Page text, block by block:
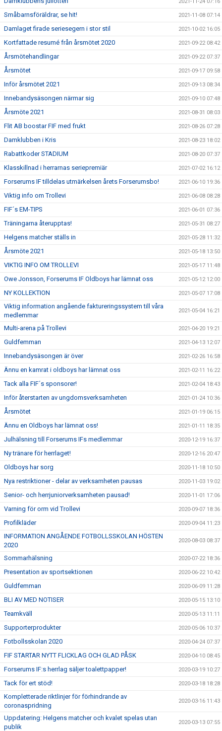
Småbarnsföräldrar, se hit! 2021-11-08 07:14
Damlaget firade seriesegern i stor stil 2021-10-02 16:05
Kortfattade resumé från årsmötet 2020 2021-09-22 08:42
Årsmötehandlingar 2021-09-22 07:37
Årsmötet 2021-09-17 09:58
Inför årsmötet 2021 2021-09-13 08:34
Innebandysäsongen närmar sig 2021-09-10 07:48
Årsmöte 2021 2021-08-31 08:03
Flit AB boostar FIF med frukt 2021-08-26 07:28
Damklubben i Kris 2021-08-23 18:02
Rabattkoder STADIUM 2021-08-20 07:37
Klasskillnad i herrarnas seriepremiär 2021-07-02 16:12
Forserums IF tilldelas utmärkelsen årets Forserumsbo! 2021-06-10 19:36
Viktig info om Trollevi 2021-06-08 08:28
FIF´s EM-TIPS 2021-06-01 07:36
Träningarna återupptas! 2021-05-31 08:27
Helgens matcher ställs in 2021-05-28 11:32
Årsmöte 2021 2021-05-18 13:50
VIKTIG INFO OM TROLLEVI 2021-05-17 11:48
Owe Jonsson, Forserums IF Oldboys har lämnat oss 2021-05-12 12:00
NY KOLLEKTION 2021-05-07 17:08
Viktig information angående faktureringssystem till våra
medlemmar
2021-05-04 16:21
Multi-arena på Trollevi 2021-04-20 19:21
Guldfemman 2021-04-13 12:07
Innebandysäsongen är över 2021-02-26 16:58
Ännu en kamrat i oldboys har lämnat oss 2021-02-11 16:22
Tack alla FIF´s sponsorer! 2021-02-04 18:43
Inför återstarten av ungdomsverksamheten 2021-01-24 10:36
Årsmötet 2021-01-19 06:15
Ännu en Oldboys har lämnat oss! 2021-01-11 18:35
Julhälsning till Forserums IFs medlemmar 2020-12-19 16:37
Ny tränare för herrlaget! 2020-12-16 20:47
Oldboys har sorg 2020-11-18 10:50
Nya restriktioner - delar av verksamheten pausas 2020-11-03 19:02
Senior- och herrjuniorverksamheten pausad! 2020-11-01 17:06
Varning för orm vid Trollevi 2020-09-07 18:36
Profilkläder 2020-09-04 11:23
INFORMATION ANGÅENDE FOTBOLLSSKOLAN HÖSTEN
2020
2020-08-03 08:37
Sommarhälsning 2020-07-22 18:36
Presentation av sportsektionen 2020-06-22 10:42
Guldfemman 2020-06-09 11:28
BLI AV MED NOTISER 2020-05-15 13:10
Teamkväll 2020-05-13 11:11
Supporterprodukter 2020-05-06 10:37
Fotbollsskolan 2020 2020-04-24 07:37
FIF STARTAR NYTT FLICKLAG OCH GLAD PÅSK 2020-04-10 08:45
Forserums IF:s herrlag säljer toalettpapper! 2020-03-19 10:27
Tack för ert stöd! 2020-03-18 18:28
Kompletterade riktlinjer för förhindrande av
coronaspridning
2020-03-16 11:43
Uppdatering: Helgens matcher och kvalet spelas utan
publik
2020-03-13 07:55